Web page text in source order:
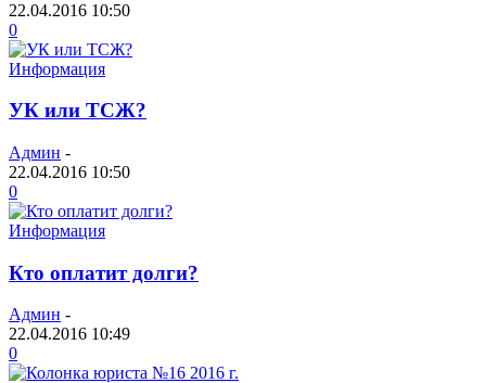
22.04.2016 10:50
0
Информация
УК или ТСЖ?
Админ -
22.04.2016 10:50
0
Информация
Кто оплатит долги?
Админ -
22.04.2016 10:49
0